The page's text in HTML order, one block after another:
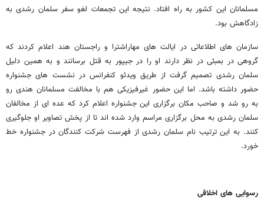
مسلمانان این کشور به راه افتاد. نتیجه این تجمعات لغو سفر سلمان رشدی به
زادگاهش بود.
سازمان های اطلاعاتی در ایالت های مهاراشترا و راجستان هند اعلام کردند که
گروهی در بمبئی در نظر دارند او را در جیپور به قتل برسانند و به همین دلیل
سلمان رشدی تصمیم گرفت از طریق ویدئو کنفرانس در نشست های جشنواره
حضور داشته باشد. اما این حضور غیرفیزیکی هم با مخالفت مسلمانان هندی رو
به رو شد و صاحب مکان برگزاری این جشنواره اعلام کرد که عده ای از مخالفان
سلمان رشدی به محل برگزاری مراسم وارد شده اند تا از پخش تصاویر او جلوگیری
کنند. به این ترتیب نام سلمان رشدی از فهرست شرکت کنندگان در جشنواره خط
خورد.
رسوایی های اخلاقی